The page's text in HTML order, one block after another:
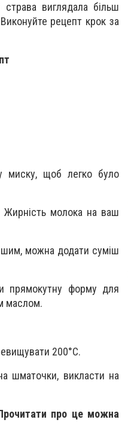
виглядала більш
рецепт крок за
миску, щоб легко було
Жирність молока на ваш
можна додати суміш
прямокутну форму для
маслом.
200°С.
шматочки, викласти на
про це можна